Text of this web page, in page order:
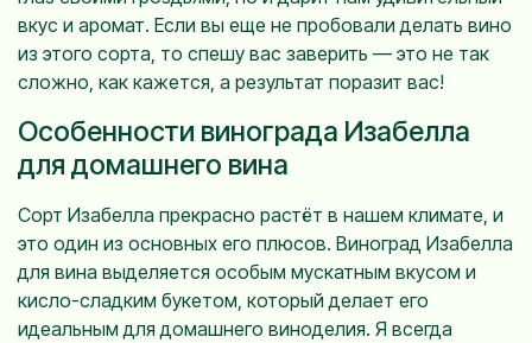
вкус и аромат. Если вы еще не пробовали делать вино
из этого сорта, то спешу вас заверить — это не так
сложно, как кажется, а результат поразит вас!
Особенности винограда Изабелла
для домашнего вина
Сорт Изабелла прекрасно растёт в нашем климате, и
это один из основных его плюсов. Виноград Изабелла
для вина выделяется особым мускатным вкусом и
кисло-сладким букетом, который делает его
идеальным для домашнего виноделия. Я всегда